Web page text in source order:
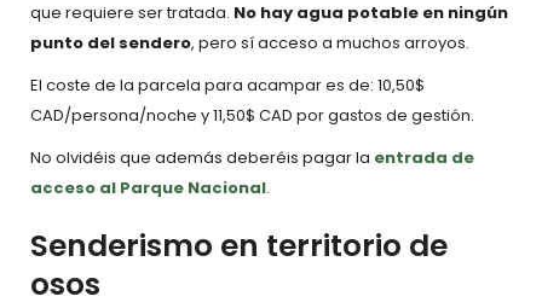
que requiere ser tratada. No hay agua potable en ningún
punto del sendero, pero sí acceso a muchos arroyos.
El coste de la parcela para acampar es de: 10,50$
CAD/persona/noche y 11,50$ CAD por gastos de gestión.
No olvidéis que además deberéis pagar la entrada de
acceso al Parque Nacional.
Senderismo en territorio de
osos